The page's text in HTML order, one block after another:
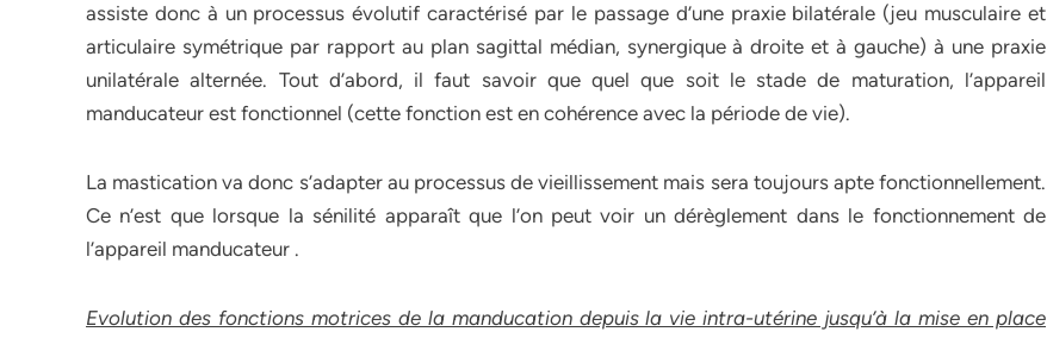
assiste donc à un processus évolutif caractérisé par le passage d’une praxie bilatérale (jeu musculaire et
articulaire symétrique par rapport au plan sagittal médian, synergique à droite et à gauche) à une praxie
unilatérale alternée. Tout d’abord, il faut savoir que quel que soit le stade de maturation, l’appareil
manducateur est fonctionnel (cette fonction est en cohérence avec la période de vie).
La mastication va donc s’adapter au processus de vieillissement mais sera toujours apte fonctionnellement.
Ce n’est que lorsque la sénilité apparaît que l’on peut voir un dérèglement dans le fonctionnement de
l’appareil manducateur .
Evolution des fonctions motrices de la manducation depuis la vie intra-utérine jusqu’à la mise en place